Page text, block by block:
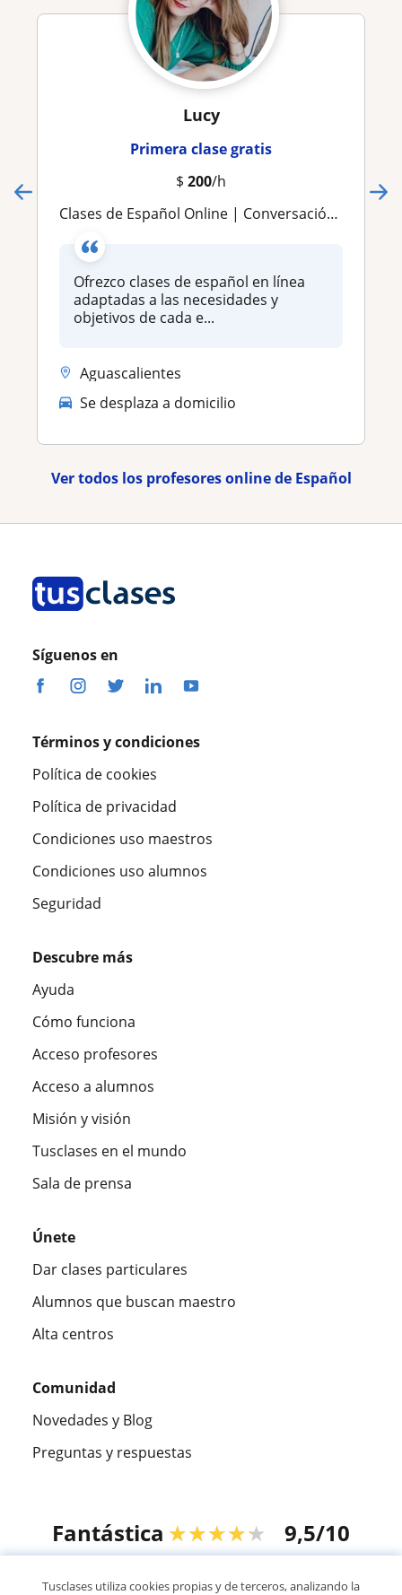
Lucy
Primera clase gratis
$ 200/h
Clases de Español Online | Conversación, Gramática y Apoyo Personalizado
Ofrezco clases de español en línea
adaptadas a las necesidades y
objetivos de cada e...
Aguascalientes
Se desplaza a domicilio
Ver todos los profesores online de Español
Síguenos en
Términos y condiciones
Política de cookies
Política de privacidad
Condiciones uso maestros
Condiciones uso alumnos
Seguridad
Descubre más
Ayuda
Cómo funciona
Acceso profesores
Acceso a alumnos
Misión y visión
Tusclases en el mundo
Sala de prensa
Únete
Dar clases particulares
Alumnos que buscan maestro
Alta centros
Comunidad
Novedades y Blog
Preguntas y respuestas
Fantástica ★★★★★ 9,5/10
Tusclases utiliza cookies propias y de terceros, analizando la